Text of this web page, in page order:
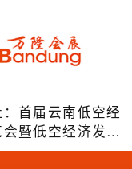
首届云南低空经
暨低空经济发展
凸显